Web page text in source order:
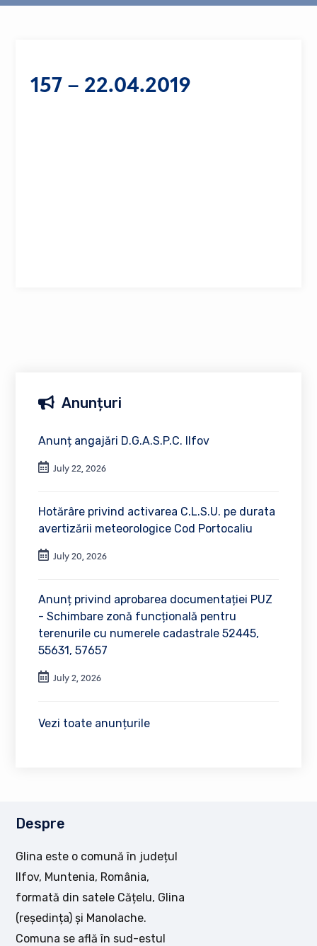
157 – 22.04.2019
Anunțuri
Anunț angajări D.G.A.S.P.C. Ilfov
July 22, 2026
Hotărâre privind activarea C.L.S.U. pe durata
avertizării meteorologice Cod Portocaliu
July 20, 2026
Anunț privind aprobarea documentației PUZ
- Schimbare zonă funcțională pentru
terenurile cu numerele cadastrale 52445,
55631, 57657
July 2, 2026
Vezi toate anunțurile
Despre
Glina este o comună în județul
Ilfov, Muntenia, România,
formată din satele Cățelu, Glina
(reședința) și Manolache.
Comuna se află în sud-estul